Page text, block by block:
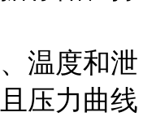
温度和泄
压力曲线